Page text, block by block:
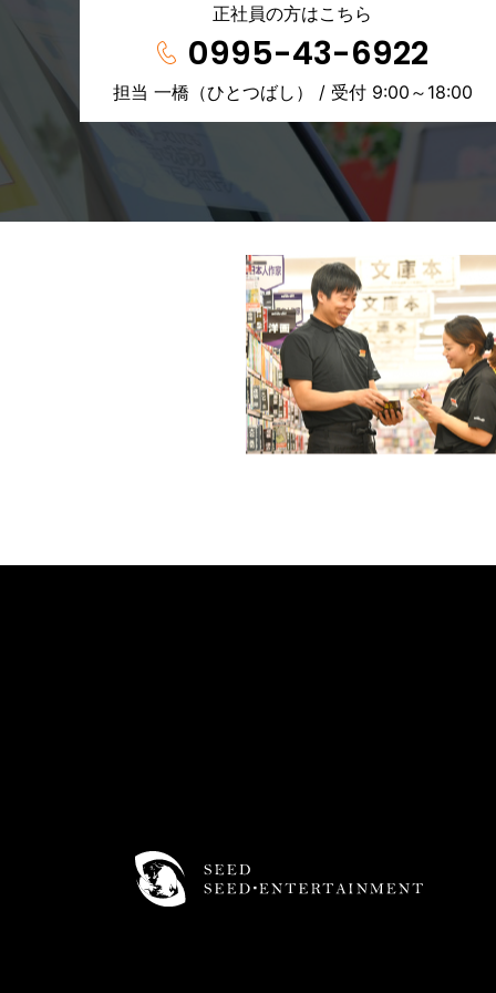
正社員の方はこちら
0995-43-6922
担当 一橋（ひとつばし） / 受付 9:00～18:00